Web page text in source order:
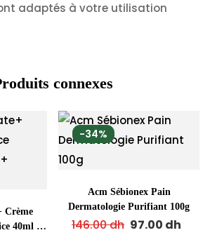
adaptés à votre utilisation
connexes
Crème
40ml +
-34%
Acm Sébionex Pain
Dermatologie Purifiant 100g
146.00dh 97.00 dh